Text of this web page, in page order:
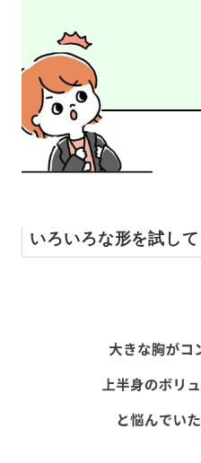
いろいろな形を試して